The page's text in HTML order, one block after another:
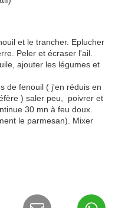
et le trancher. Eplucher
Peler et écraser l'ail.
ajouter les légumes et
de fenouil ( j'en réduis en
) saler peu, poivrer et
30 mn à feu doux.
le parmesan). Mixer